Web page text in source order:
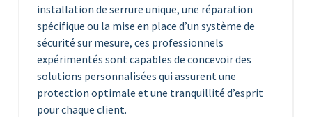
installation de serrure unique, une réparation
spécifique ou la mise en place d’un système de
sécurité sur mesure, ces professionnels
expérimentés sont capables de concevoir des
solutions personnalisées qui assurent une
protection optimale et une tranquillité d’esprit
pour chaque client.